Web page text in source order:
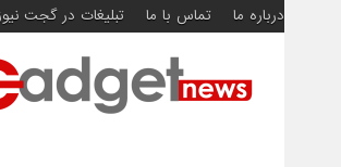
درباره ما تماس با ما تبلیغات در گجت